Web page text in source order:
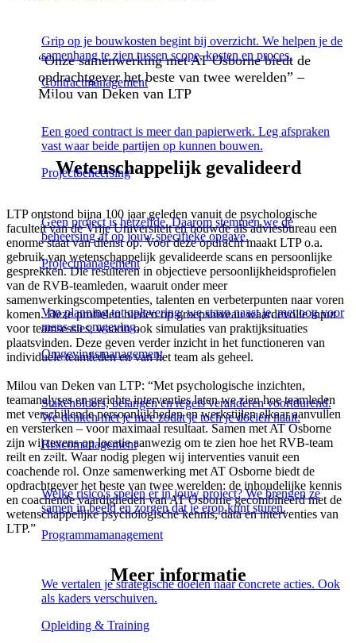
Grip op je bouwkosten begint bij overzicht. We helpen je de
samenhang te zien tussen scope, kosten en proces.
Contractmanagement
Een goed contract is meer dan papierwerk. Leg afspraken
vast waar beide partijen op kunnen bouwen.
Projectbeheersing
Geen project is hetzelfde. Daarom stemmen we de
beheersing af op jouw specifieke opgave.
Projectmanagement
Van planning tot oplevering: we staan naast je, met oog voor
mens en omgeving.
Omgevingsmanagement
Stakeholders, belangen en regels veranderen voortdurend.
We denken met je mee zodat je toch je doelen haalt.
Risicomanagement
Welke risico's spelen er in jouw project? We brengen ze
samen in beeld en zorgen dat je erop kunt sturen.
Programmamanagement
We vertalen je strategische doelen naar concrete acties. Ook
als kaders verschuiven.
Opleiding & Training
“Onze samenwerking met AT Osborne biedt de
opdrachtgever het beste van twee werelden” –
Milou van Deken van LTP
Wetenschappelijk gevalideerd
LTP ontstond bijna 100 jaar geleden vanuit de psychologische
faculteit van de Vrije Universiteit en bouwde als adviesbureau een
enorme staat van dienst op. Voor deze opdracht maakt LTP o.a.
gebruik van wetenschappelijk gevalideerde scans en persoonlijke
gesprekken. Die resulteren in objectieve persoonlijkheidsprofielen
van de RVB-teamleden, waaruit onder meer
samenwerkingscompetenties, talenten en verbeterpunten naar voren
komen. Deze profielen bieden op groepsniveau waardevolle input
voor teamsessies, waarin ook simulaties van praktijksituaties
plaatsvinden. Deze geven verder inzicht in het functioneren van
individuele teamleden en van het team als geheel.
Milou van Deken van LTP: “Met psychologische inzichten,
teamanalyses en gerichte interventies laten we zien hoe teamleden
met verschillende persoonlijkheden en werkstijlen elkaar aanvullen
en versterken – voor maximaal resultaat. Samen met AT Osborne
zijn wij tevens op locatie aanwezig om te zien hoe het RVB-team
reilt en zeilt. Waar nodig plegen wij interventies vanuit een
coachende rol. Onze samenwerking met AT Osborne biedt de
opdrachtgever het beste van twee werelden: de inhoudelijke kennis
en coachende vaardigheden van AT Osborne gecombineerd met de
wetenschappelijke psychologische kennis, data en interventies van
LTP.”
Meer informatie